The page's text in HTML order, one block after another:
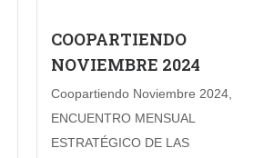
COOPARTIENDO
NOVIEMBRE 2024
Coopartiendo Noviembre 2024,
ENCUENTRO MENSUAL
ESTRATÉGICO DE LAS